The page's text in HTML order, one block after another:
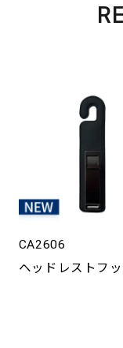
CA2606
ヘッドレストフッ